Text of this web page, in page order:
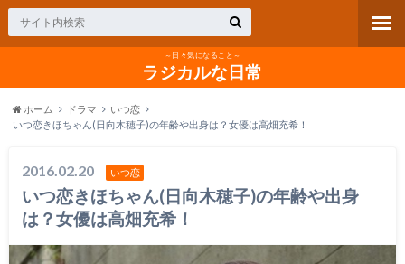
～日々気になること～
ラジカルな日常
ホーム ドラマ
いつ恋
いつ恋きほちゃん(日向木穂子)の年齢や出身は？女優は高畑充希！
2016.02.20 いつ恋
いつ恋きほちゃん(日向木穂子)の年齢や出身
は？女優は高畑充希！